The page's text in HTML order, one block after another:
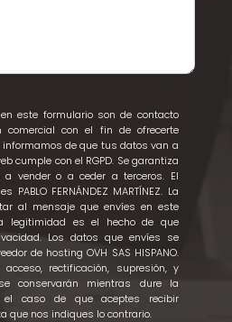
este formulario son de contacto
comercial con el fin de ofrecerte
informamos de que tus datos van a
cumple con el RGPD. Se garantiza
vender o a ceder a terceros. El
FERNÁNDEZ MARTÍNEZ. La
al mensaje que envíes en este
legitimidad es el hecho de que
Los datos que envíes se
de hosting OVH SAS HISPANO.
rectificación, supresión, y
conservarán mientras dure la
el caso de que aceptes recibir
que nos indiques lo contrario.